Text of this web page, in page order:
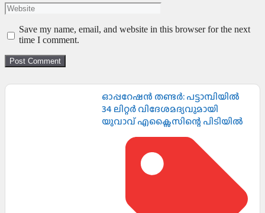
Save my name, email, and website in this browser for the next
time I comment.
ഓപ്പറേഷൻ തണ്ടർ: പട്ടാമ്പിയിൽ
34 ലിറ്റർ വിദേശമദ്യവുമായി
യുവാവ് എക്സൈസിന്റെ പിടിയിൽ